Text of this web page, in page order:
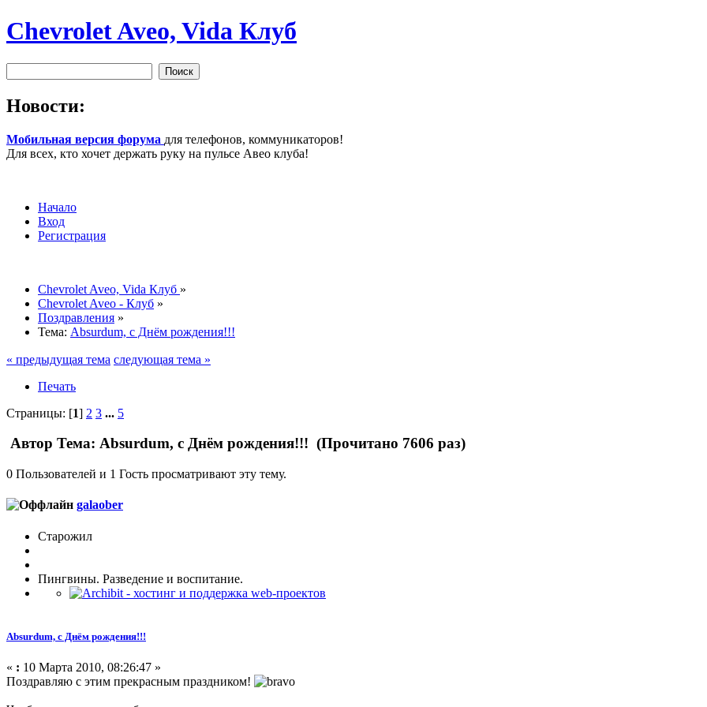
Chevrolet Aveo, Vida Клуб
Новости:
Мобильная версия форума для телефонов, коммуникаторов!
Для всех, кто хочет держать руку на пульсе Авео клуба!
Начало
Вход
Регистрация
Chevrolet Aveo, Vida Клуб »
Chevrolet Aveo - Клуб »
Поздравления »
Тема: Absurdum, с Днём рождения!!!
« предыдущая тема следующая тема »
Печать
Страницы: [1] 2 3 ... 5
Автор Тема: Absurdum, с Днём рождения!!! (Прочитано 7606 раз)
0 Пользователей и 1 Гость просматривают эту тему.
galaober
Старожил
Пингвины. Разведение и воспитание.
Absurdum, с Днём рождения!!!
« : 10 Марта 2010, 08:26:47 »
Поздравляю с этим прекрасным праздником!